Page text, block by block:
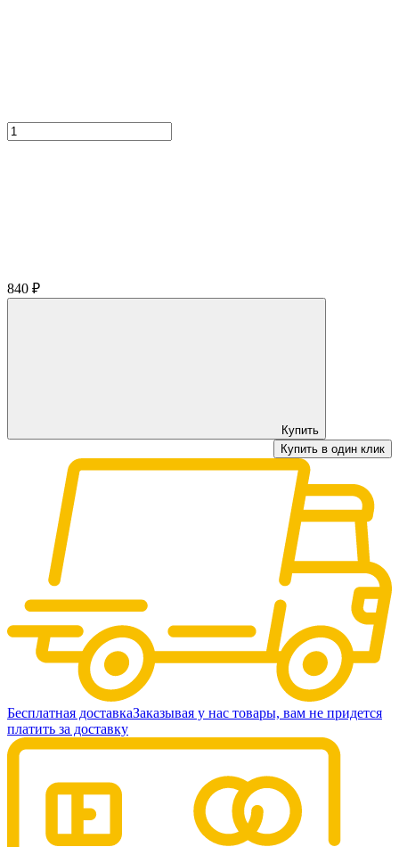
840 ₽
Купить
Купить в один клик
Бесплатная доставкаЗаказывая у нас товары, вам не придется
платить за доставку